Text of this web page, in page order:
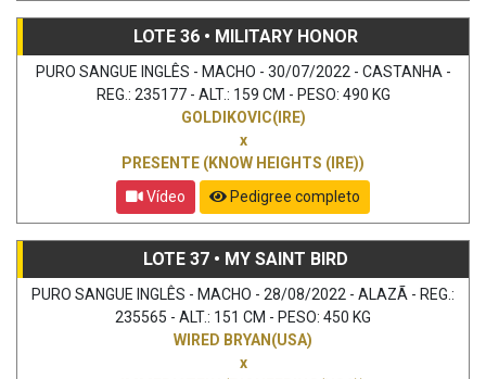
LOTE 36 • MILITARY HONOR
PURO SANGUE INGLÊS - MACHO - 30/07/2022 - CASTANHA -
REG.: 235177 - ALT.: 159 CM - PESO: 490 KG
GOLDIKOVIC(IRE)
x
PRESENTE (KNOW HEIGHTS (IRE))
Vídeo
Pedigree completo
LOTE 37 • MY SAINT BIRD
PURO SANGUE INGLÊS - MACHO - 28/08/2022 - ALAZÃ - REG.:
235565 - ALT.: 151 CM - PESO: 450 KG
WIRED BRYAN(USA)
x